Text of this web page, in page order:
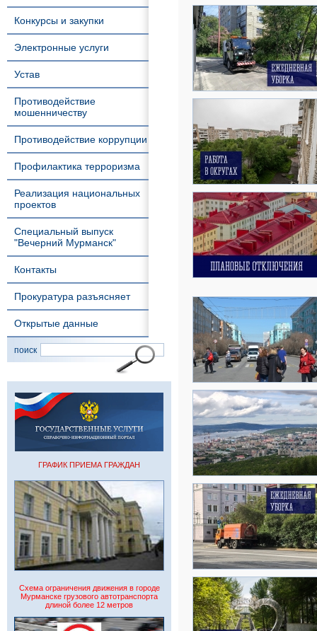
Конкурсы и закупки
Электронные услуги
Устав
Противодействие
мошенничеству
Противодействие коррупции
Профилактика терроризма
Реализация национальных
проектов
Специальный выпуск
"Вечерний Мурманск"
Контакты
Прокуратура разъясняет
Открытые данные
поиск
ГРАФИК ПРИЕМА ГРАЖДАН
Схема ограничения движения в городе
Мурманске грузового автотранспорта
длиной более 12 метров